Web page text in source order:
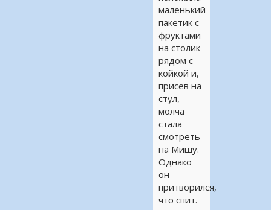
маленький
пакетик с
фруктами
на столик
рядом с
койкой и,
присев на
стул,
молча
стала
смотреть
на Мишу.
Однако
он
притворился,
что спит.